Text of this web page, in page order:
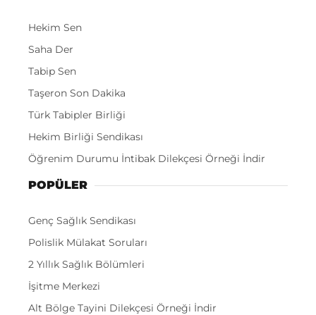
Hekim Sen
Saha Der
Tabip Sen
Taşeron Son Dakika
Türk Tabipler Birliği
Hekim Birliği Sendikası
Öğrenim Durumu İntibak Dilekçesi Örneği İndir
POPÜLER
Genç Sağlık Sendikası
Polislik Mülakat Soruları
2 Yıllık Sağlık Bölümleri
İşitme Merkezi
Alt Bölge Tayini Dilekçesi Örneği İndir